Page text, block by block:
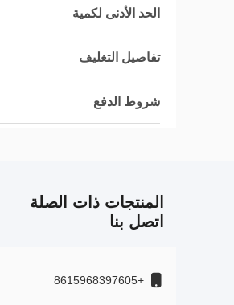
الحد الأدنى لكمية
تفاصيل التغليف
شروط الدفع
المنتجات ذات الصلة
اتصل بنا
+8615968397605